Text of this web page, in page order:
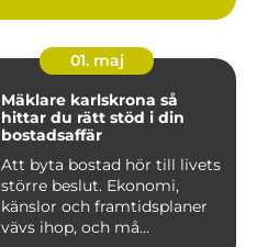
01. maj
Mäklare karlskrona så
hittar du rätt stöd i din
bostadsaffär
Att byta bostad hör till livets
större beslut. Ekonomi,
känslor och framtidsplaner
vävs ihop, och må...